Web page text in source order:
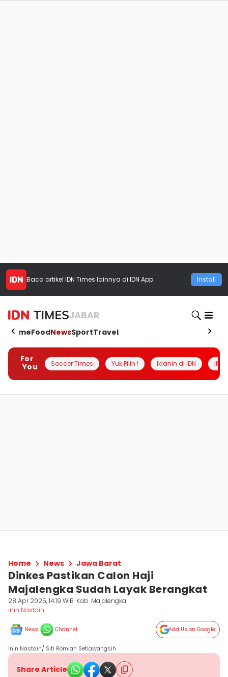
Baca artikel IDN Times lainnya di IDN App Install
JABAR
HomeFoodNewsSportTravel
For
You
Soccer Times Yuk Pilih ! Iklanin di IDN
Home News Jawa Barat
Dinkes Pastikan Calon Haji
Majalengka Sudah Layak Berangkat
28 Apr 2025, 14:19 WIB Kab. Majalengka
Inin Nastain
News Channel Add Us on Google
Inin Nastain/ Siti Romlah Setiawangsih
Share Article